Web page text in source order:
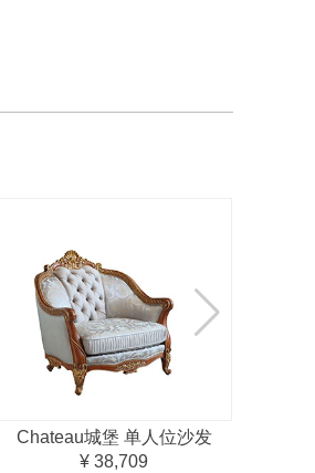
Chateau城堡 单人位沙发
¥ 38,709